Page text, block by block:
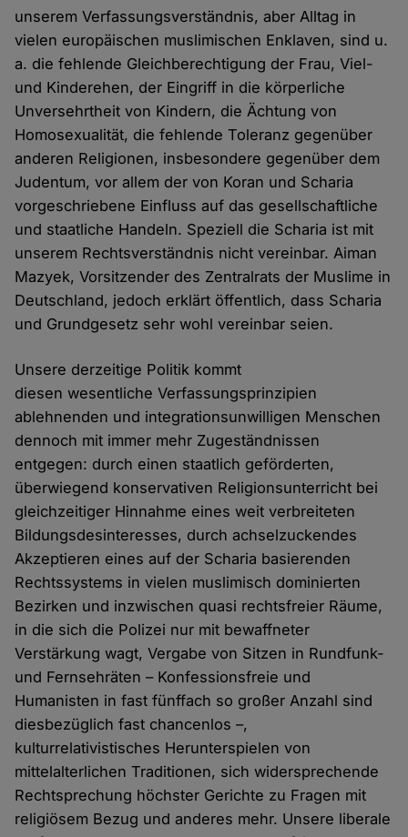
unserem Verfassungsverständnis, aber Alltag in
vielen europäischen muslimischen Enklaven, sind u.
a. die fehlende Gleichberechtigung der Frau, Viel-
und Kinderehen, der Eingriff in die körperliche
Unversehrtheit von Kindern, die Ächtung von
Homosexualität, die fehlende Toleranz gegenüber
anderen Religionen, insbesondere gegenüber dem
Judentum, vor allem der von Koran und Scharia
vorgeschriebene Einfluss auf das gesellschaftliche
und staatliche Handeln. Speziell die Scharia ist mit
unserem Rechtsverständnis nicht vereinbar. Aiman
Mazyek, Vorsitzender des Zentralrats der Muslime in
Deutschland, jedoch erklärt öffentlich, dass Scharia
und Grundgesetz sehr wohl vereinbar seien.
Unsere derzeitige Politik kommt
diesen wesentliche Verfassungsprinzipien
ablehnenden und integrationsunwilligen Menschen
dennoch mit immer mehr Zugeständnissen
entgegen: durch einen staatlich geförderten,
überwiegend konservativen Religionsunterricht bei
gleichzeitiger Hinnahme eines weit verbreiteten
Bildungsdesinteresses, durch achselzuckendes
Akzeptieren eines auf der Scharia basierenden
Rechtssystems in vielen muslimisch dominierten
Bezirken und inzwischen quasi rechtsfreier Räume,
in die sich die Polizei nur mit bewaffneter
Verstärkung wagt, Vergabe von Sitzen in Rundfunk-
und Fernsehräten – Konfessionsfreie und
Humanisten in fast fünffach so großer Anzahl sind
diesbezüglich fast chancenlos –,
kulturrelativistisches Herunterspielen von
mittelalterlichen Traditionen, sich widersprechende
Rechtsprechung höchster Gerichte zu Fragen mit
religiösem Bezug und anderes mehr. Unsere liberale